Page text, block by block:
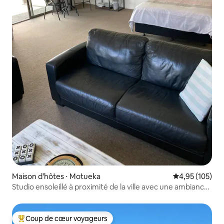
Maison d'hôtes ⋅ Motueka Évaluation
4,95 (105)
Studio ensoleillé à proximité de la ville avec une ambiance
Coup de cœur voyageurs